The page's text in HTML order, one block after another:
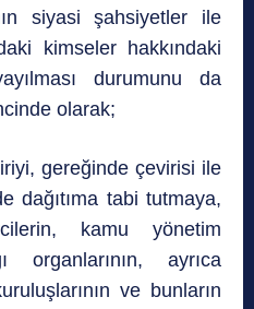
siyasi şahsiyetler ile
kimseler hakkındaki
durumunu da
olarak;
gereğinde çevirisi ile
dağıtıma tabi tutmaya,
kamu yönetim
ayrıca
ve bunların